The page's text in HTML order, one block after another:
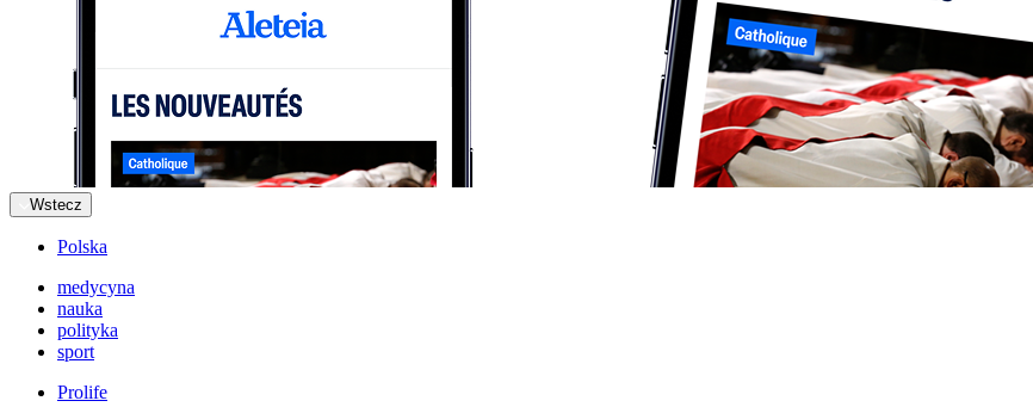
Wstecz
Polska
medycyna
nauka
polityka
sport
Prolife